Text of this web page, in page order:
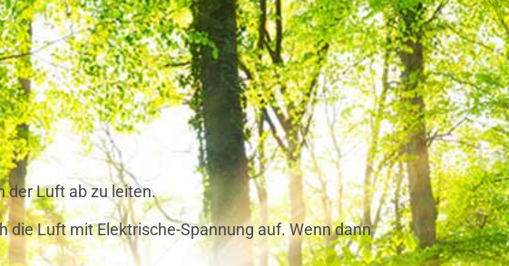
der Luft ab zu leiten.
Luft mit Elektrische-Spannung auf. Wenn dann